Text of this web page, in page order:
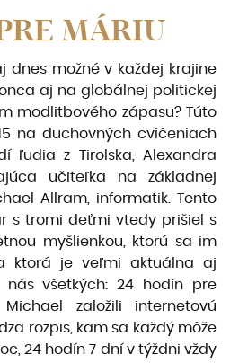
MÁRIU
dnes možné v každej krajine
aj na globálnej politickej
modlitbového zápasu? Túto
na du­chovných cvičeniach
ľudia z Tirolska, Alexandra
učiteľka na základnej
Allram, informatik. Tento
s tromi deťmi vtedy prišiel s
myšlienkou, ktorú sa im
ktorá je veľmi aktuálna aj
všetkých: 24 hodín pre
založili internetovú
rozpis, kam sa každý môže
24 hodín 7 dní v týždni vždy